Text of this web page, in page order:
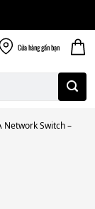
Cửa hànggần bạn
Network Switch –